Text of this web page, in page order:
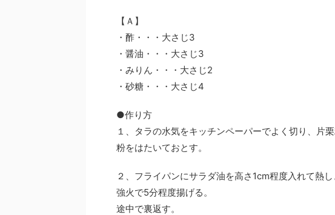
【Ａ】
・酢・・・大さじ3
・醤油・・・大さじ3
・みりん・・・大さじ2
・砂糖・・・大さじ4
●作り方
１、タラの水気をキッチンペーパーでよく切り、片
粉をはたいておとす。
２、フライパンにサラダ油を高さ1cm程度入れて熱
強火で5分程度揚げる。
途中で裏返す。